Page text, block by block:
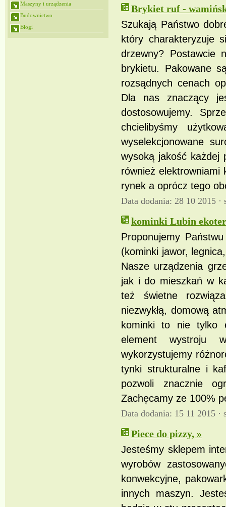
Maszyny i urządzenia
Budownictwo
Blogi
Brykiet ruf -
Szukają Państwo
który charakteryzuje
drzewny? Postawcie
brykietu. Pakowane
rozsądnych cenach
Dla nas znaczący
dostosowujemy.
chcielibyśmy
wyselekcjonowane
wysoką jakość każdej
również elektrowniami
rynek a oprócz tego
Data dodania: 28 10 2015 ·
kominki Lubin
Proponujemy
(kominki jawor,
Nasze urządzenia
jak i do mieszkań w
też świetne
niezwykłą, domową
kominki to nie tylko
element wystroju
wykorzystujemy
tynki strukturalne i
pozwoli znacznie
Zachęcamy ze 100%
Data dodania: 15 11 2015 ·
Piece do pizzy, »
Jesteśmy sklepem
wyrobów
konwekcyjne,
innych maszyn.